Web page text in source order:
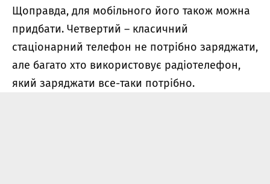
Щоправда, для мобільного його також можна
придбати. Четвертий – класичний
стаціонарний телефон не потрібно заряджати,
але багато хто використовує радіотелефон,
який заряджати все-таки потрібно.